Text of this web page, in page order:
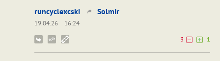
runcyclexcski Solmir
19.04.26
16:24
3
1